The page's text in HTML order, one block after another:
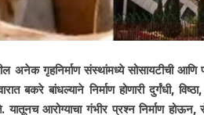
अनेक गृहनिर्माण संस्थांमध्ये सोसायटीची
बकरे बांधल्याने निर्माण होणारी दुर्गंधी,
आरोग्याचा गंभीर प्रश्न निर्माण होऊन,